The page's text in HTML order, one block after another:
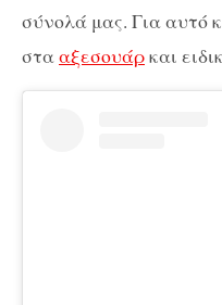
σύνολά μας. Για αυτό
στααξεσουάρκαι